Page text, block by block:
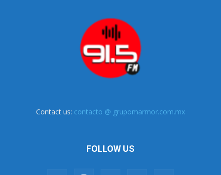
Contact us: contacto @ grupomarmor.com.mx
FOLLOW US